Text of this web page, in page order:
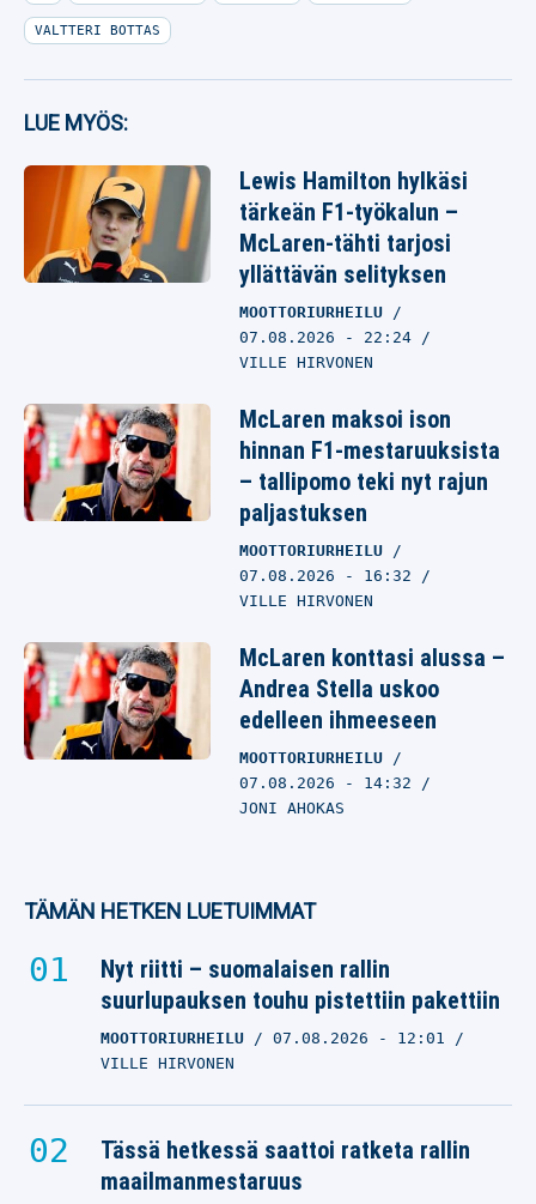
VALTTERI BOTTAS
LUE MYÖS:
Lewis Hamilton hylkäsi
tärkeän F1-työkalun –
McLaren-tähti tarjosi
yllättävän selityksen
MOOTTORIURHEILU
07.08.2026 - 22:24
VILLE HIRVONEN
McLaren maksoi ison
hinnan F1-mestaruuksista
– tallipomo teki nyt rajun
paljastuksen
MOOTTORIURHEILU
07.08.2026 - 16:32
VILLE HIRVONEN
McLaren konttasi alussa –
Andrea Stella uskoo
edelleen ihmeeseen
MOOTTORIURHEILU
07.08.2026 - 14:32
JONI AHOKAS
TÄMÄN HETKEN LUETUIMMAT
Nyt riitti – suomalaisen rallin
suurlupauksen touhu pistettiin pakettiin
MOOTTORIURHEILU 07.08.2026 - 12:01
VILLE HIRVONEN
Tässä hetkessä saattoi ratketa rallin
maailmanmestaruus